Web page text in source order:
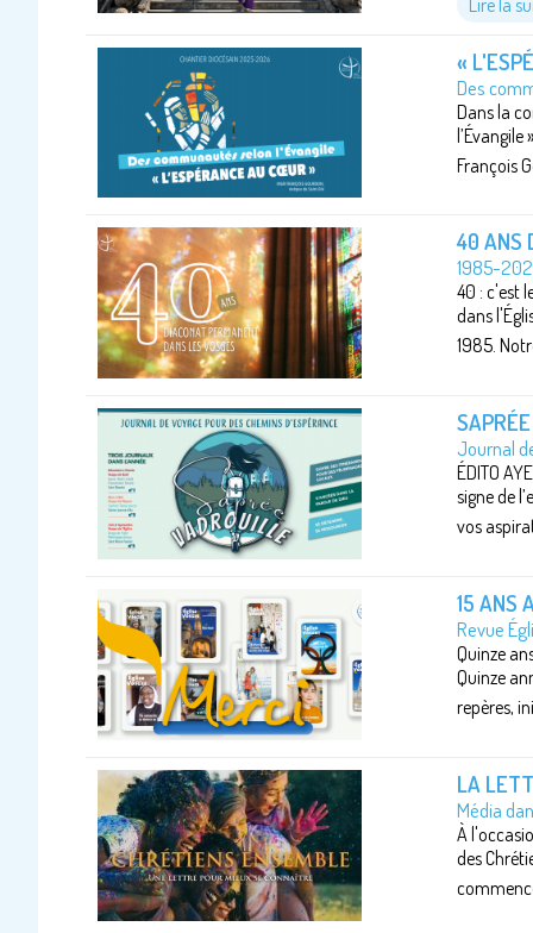
«
Des
Dans la
François
40 ANS
1985-
40 : c'est
dans
1985.
Journal
ÉDITO
signe de
vos
15 ANS
Revue
Quinze
Quinze
repères,
LA
Média
À
des